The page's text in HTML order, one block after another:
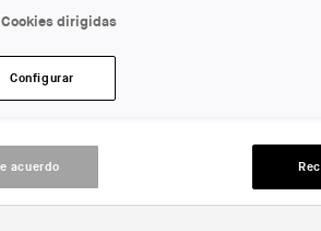
imma-jansana
Jansana
Cookies dirigidas
Configurar
acuerdo